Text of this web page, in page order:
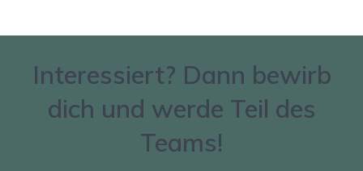
Interessiert? Dann bewirb
dich und werde Teil des
Teams!